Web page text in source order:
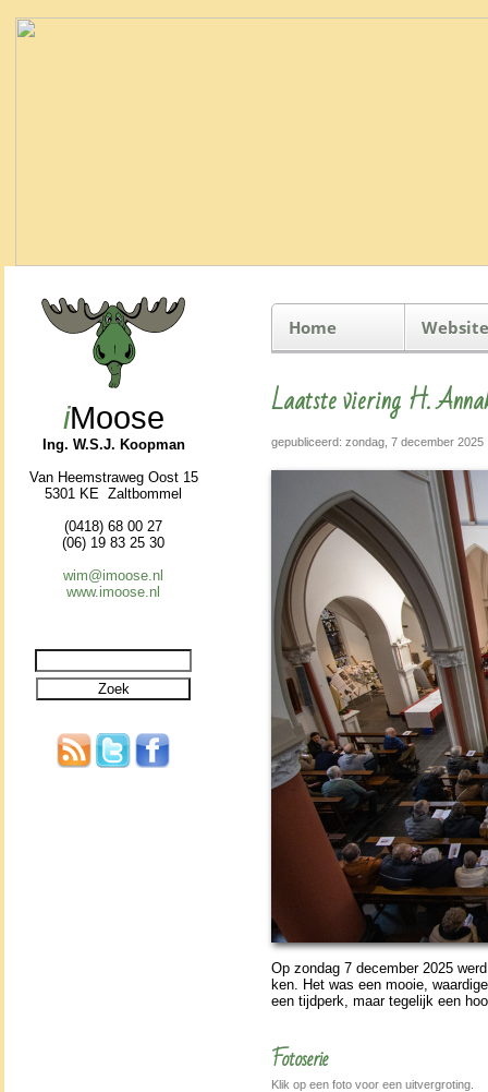
iMoose
Ing. W.S.J. Koopman
Van Heemstraweg Oost 15
5301 KE Zaltbommel
(0418) 68 00 27
(06) 19 83 25 30
wim@imoose.nl
www.imoose.nl
Home
Laatste viering H.
gepubliceerd: zondag, 7 december 2025
Op zon­dag 7 de­cem­ber 2025
ken. Het was een mooie,
een tijdperk, maar tege­lijk een
Fotoserie
Klik op een foto voor een uitvergroting.